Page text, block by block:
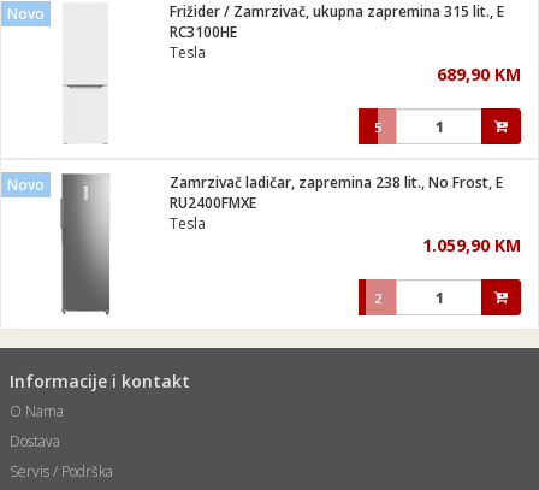
Novo
Frižider / Zamrzivač, ukupna zapremina 315 lit., E
RC3100HE
Tesla
689,90 KM
5
Novo
Zamrzivač ladičar, zapremina 238 lit., No Frost, E
RU2400FMXE
Tesla
1.059,90 KM
2
Informacije i kontakt
O Nama
Dostava
Servis / Podrška